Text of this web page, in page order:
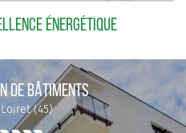
ÉNERGÉTIQUE
DE BÂTIMENTS
(45)